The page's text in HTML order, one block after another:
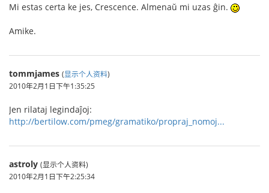
Mi estas certa ke jes, Crescence. Almenaŭ mi uzas ĝin.
Amike.
tommjames (显示个人资料)
2010年2月1日下午1:35:25
Jen rilataj legindaĵoj:
http://bertilow.com/pmeg/gramatiko/propraj_nomoj...
astroly (显示个人资料)
2010年2月1日下午2:25:34